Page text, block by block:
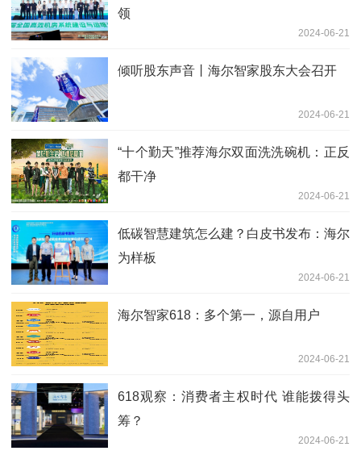
领
2024-06-21
倾听股东声音丨海尔智家股东大会召开
2024-06-21
“十个勤天”推荐海尔双面洗洗碗机：正反
都干净
2024-06-21
低碳智慧建筑怎么建？白皮书发布：海尔
为样板
2024-06-21
海尔智家618：多个第一，源自用户
2024-06-21
618观察：消费者主权时代 谁能拨得头
筹？
2024-06-21